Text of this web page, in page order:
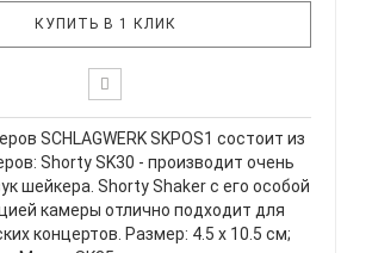
КУПИТЬ В 1 КЛИК
SCHLAGWERK SKPOS1 состоит из
Shorty SK30 - производит очень
шейкера. Shorty Shaker с его особой
камеры отлично подходит для
концертов. Размер: 4.5 х 10.5 см;